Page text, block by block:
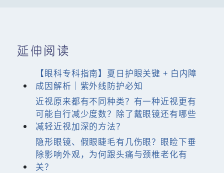
延伸阅读
【眼科专科指南】夏日护眼关键 + 白内障
成因解析｜紫外线防护必知
近视原来都有不同种类？有一种近视更有
可能自行减少度数？除了戴眼镜还有哪些
减轻近视加深的方法？
隐形眼镜、假眼睫毛有几伤眼？眼睑下垂
除影响外观，为何跟头痛与颈椎老化有
关？